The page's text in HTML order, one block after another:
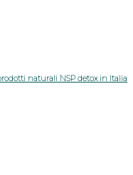
naturali NSP detox in Italia